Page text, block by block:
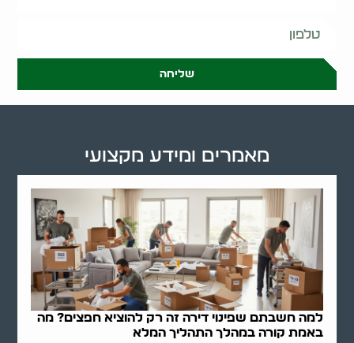
שליחה
למה חשבתם שפינוי דירה זה רק להוציא חפצים? מה
באמת קורה במהלך התהליך המלא
מאמרים ומידע מקצועי